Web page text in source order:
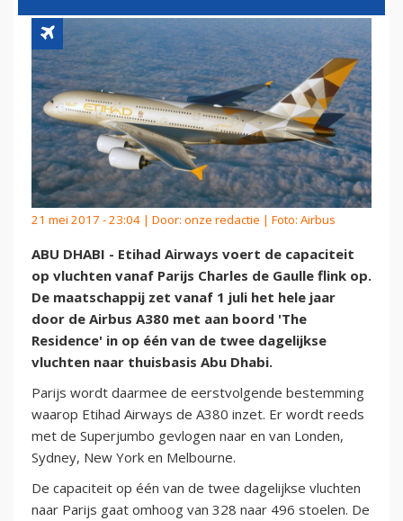
21 mei 2017 - 23:04 | Door: onze redactie | Foto: Airbus
ABU DHABI - Etihad Airways voert de capaciteit
op vluchten vanaf Parijs Charles de Gaulle flink op.
De maatschappij zet vanaf 1 juli het hele jaar
door de Airbus A380 met aan boord 'The
Residence' in op één van de twee dagelijkse
vluchten naar thuisbasis Abu Dhabi.
Parijs wordt daarmee de eerstvolgende bestemming
waarop Etihad Airways de A380 inzet. Er wordt reeds
met de Superjumbo gevlogen naar en van Londen,
Sydney, New York en Melbourne.
De capaciteit op één van de twee dagelijkse vluchten
naar Parijs gaat omhoog van 328 naar 496 stoelen. De